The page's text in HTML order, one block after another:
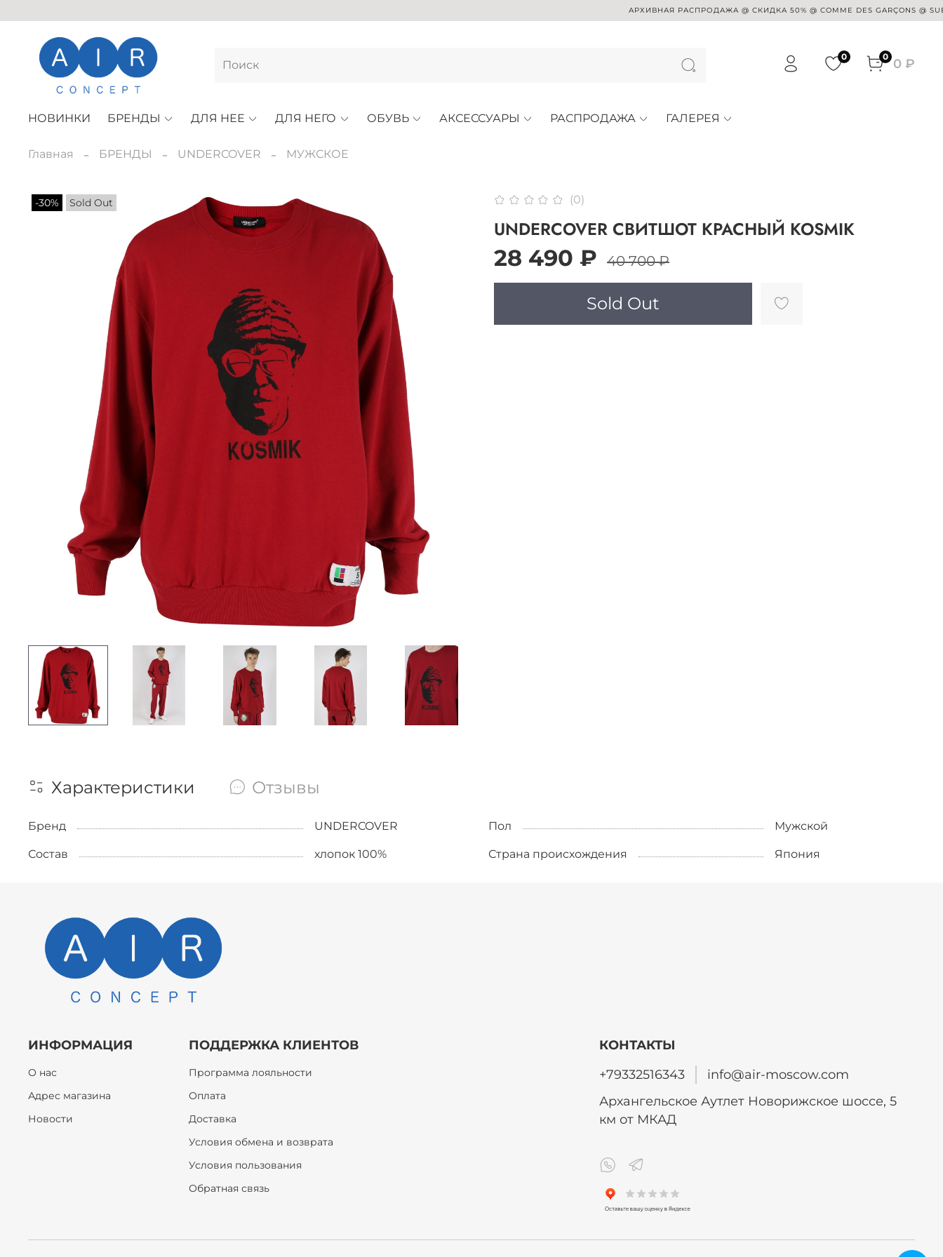
АРХИВНАЯ РАСПРОДАЖА @ СКИДКА 50% @ COMME DES GARÇONS @ SUE
0 0 0 ₽
НОВИНКИ БРЕНДЫ ДЛЯ НЕЕ ДЛЯ НЕГО ОБУВЬ АКСЕССУАРЫ РАСПРОДАЖА ГАЛЕРЕЯ
Главная БРЕНДЫ UNDERCOVER МУЖСКОЕ
-30% Sold Out (0)
UNDERCOVER СВИТШОТ КРАСНЫЙ KOSMIK
28 490 ₽ 40 700 ₽
Sold Out
Характеристики Отзывы
Бренд UNDERCOVER Пол Мужской
Состав хлопок 100% Страна происхождения Япония
ИНФОРМАЦИЯ
О нас
Адрес магазина
Новости
ПОДДЕРЖКА КЛИЕНТОВ
Программа лояльности
Оплата
Доставка
Условия обмена и возврата
Условия пользования
Обратная связь
КОНТАКТЫ
+79332516343
info@air-moscow.com
Архангельское Аутлет Новорижское шоссе, 5
км от МКАД